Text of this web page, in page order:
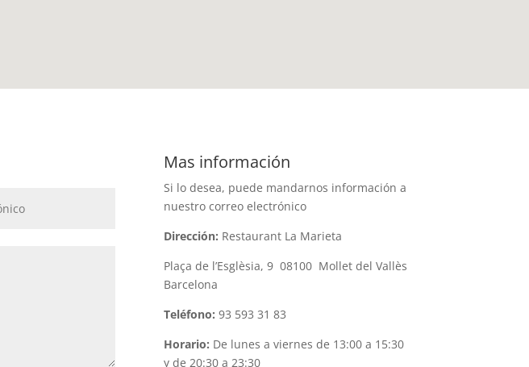
Mas información
Si lo desea, puede mandarnos información a
nuestro correo electrónico
Dirección: Restaurant La Marieta
Plaça de l’Esglèsia, 9 08100 Mollet del Vallès
Barcelona
Teléfono: 93 593 31 83
Horario: De lunes a viernes de 13:00 a 15:30
y de 20:30 a 23:30